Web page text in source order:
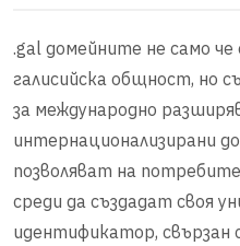
.gal домейните не само
галисийска общност, но
за международно
интернационализирани
позволяват на
среди да създадат своя
идентификатор, свързан с